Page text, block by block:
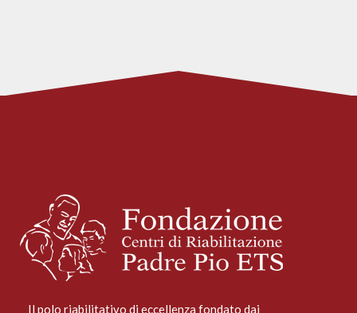
Il polo riabilitativo di eccellenza fondato dai